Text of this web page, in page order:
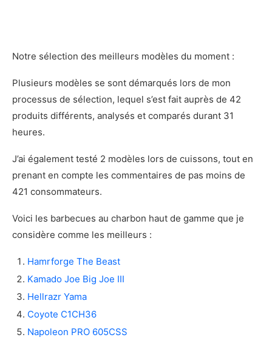
po
Classic Joe III 18 po
Les plus
Les moins
Notre approche
Notre méthode
charbon haut de gamme
Quels sont les avantages de la cuisson sur
Quels sont les désavantages de la cuisson
sur charbon de bois?
Comment allumer mon barbecue charbon?
Nos critères de choix pour acheter un un
Notre sélection des meilleurs modèles du moment :
Plusieurs modèles se sont démarqués lors de mon
processus de sélection, lequel s’est fait auprès de 42
produits différents, analysés et comparés durant 31
heures.
J’ai également testé 2 modèles lors de cuissons, tout en
prenant en compte les commentaires de pas moins de
421 consommateurs.
Voici les barbecues au charbon haut de gamme que je
considère comme les meilleurs :
Hamrforge The Beast
Kamado Joe Big Joe III
Hellrazr Yama
Coyote C1CH36
Napoleon PRO 605CSS